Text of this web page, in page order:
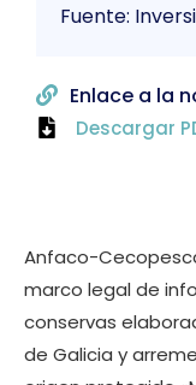
Anfaco-
marco legal de
conservas
de Galicia y
Fuente:
Enlace a la
Descargar